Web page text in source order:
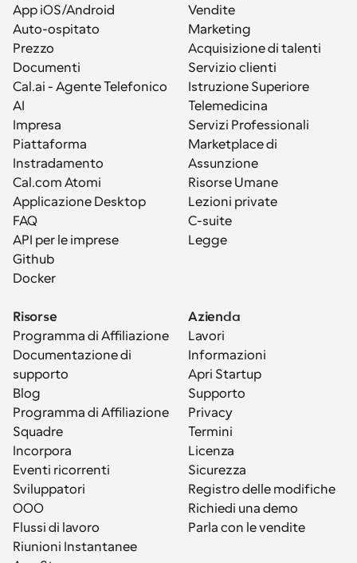
App iOS/Android
Auto-ospitato
Prezzo
Documenti
Cal.ai - Agente Telefonico
AI
Impresa
Piattaforma
Instradamento
Cal.com Atomi
Applicazione Desktop
FAQ
API per le imprese
Github
Docker
Vendite
Marketing
Acquisizione di talenti
Servizio clienti
Istruzione Superiore
Telemedicina
Servizi Professionali
Marketplace di
Assunzione
Risorse Umane
Lezioni private
C-suite
Legge
Risorse
Programma di Affiliazione
Documentazione di
supporto
Blog
Programma di Affiliazione
Squadre
Incorpora
Eventi ricorrenti
Sviluppatori
OOO
Flussi di lavoro
Riunioni Instantanee
Azienda
Lavori
Informazioni
Apri Startup
Supporto
Privacy
Termini
Licenza
Sicurezza
Registro delle modifiche
Richiedi una demo
Parla con le vendite